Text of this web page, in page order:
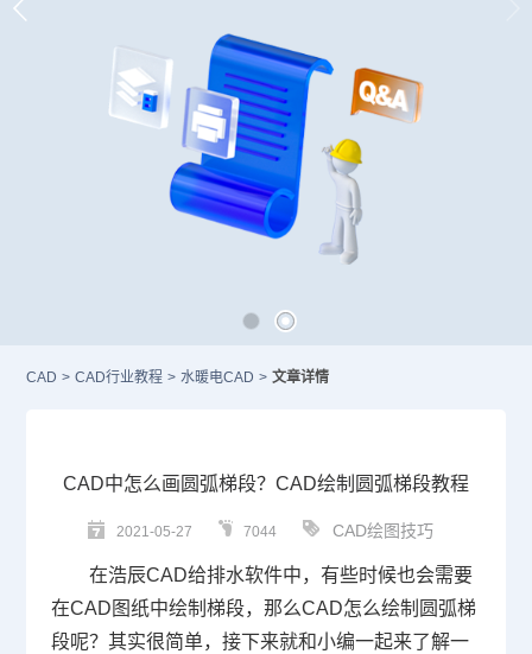
CAD > CAD行业教程 > 水暖电CAD > 文章详情
CAD中怎么画圆弧梯段？CAD绘制圆弧梯段教程
2021-05-27 7044 CAD绘图技巧
在浩辰CAD给排水软件中，有些时候也会需要
在CAD图纸中绘制梯段，那么CAD怎么绘制圆弧梯
段呢？其实很简单，接下来就和小编一起来了解一